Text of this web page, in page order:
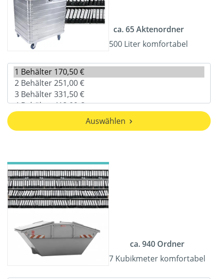
ca. 65 Aktenordner
500 Liter komfortabel
Auswählen
ca. 940 Ordner
7 Kubikmeter komfortabel